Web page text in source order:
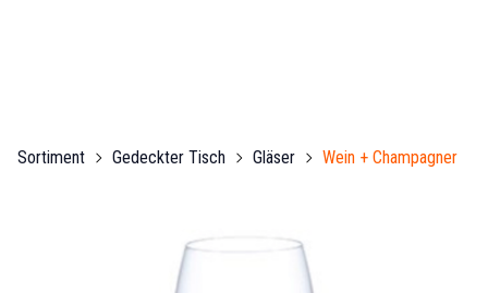
Sortiment Gedeckter Tisch Gläser Wein + Champagner